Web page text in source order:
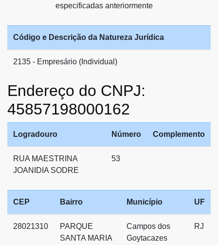
especificadas anteriormente
Código e Descrição da Natureza Jurídica
2135 - Empresário (Individual)
Endereço do CNPJ:
45857198000162
Logradouro Número Complemento
RUA MAESTRINA
JOANIDIA SODRE
53
CEP Bairro Município UF
28021310
PARQUE
SANTA MARIA
Campos dos
Goytacazes
RJ